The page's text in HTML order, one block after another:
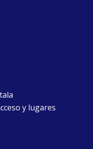
y lugares